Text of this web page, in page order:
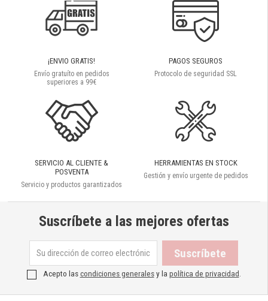
¡ENVIO GRATIS!
Envío gratuíto en pedidos
superiores a 99€
PAGOS SEGUROS
Protocolo de seguridad SSL
SERVICIO AL CLIENTE &
POSVENTA
Servicio y productos garantizados
HERRAMIENTAS EN STOCK
Gestión y envío urgente de pedidos
Suscríbete a las mejores ofertas
Acepto lascondiciones generalesy la política de privacidad